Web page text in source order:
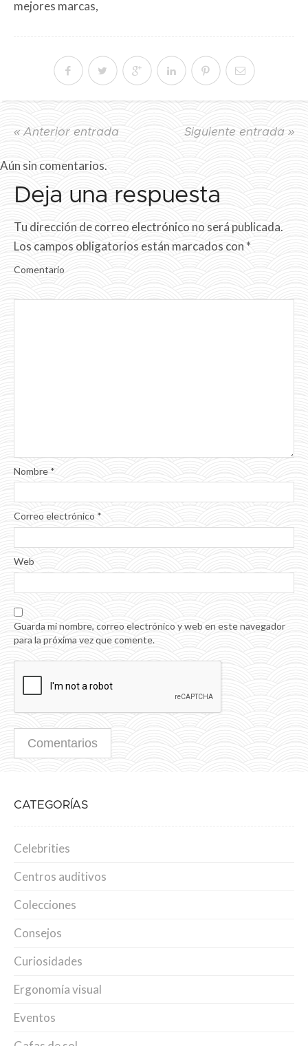
mejores marcas,
« Anterior entrada Siguiente entrada »
Aún sin comentarios.
Deja una respuesta
Tu dirección de correo electrónico no será publicada.
Los campos obligatorios están marcados con *
Comentario
Nombre *
Correo electrónico *
Web
Guarda mi nombre, correo electrónico y web en este navegador
para la próxima vez que comente.
CATEGORÍAS
Celebrities
Centros auditivos
Colecciones
Consejos
Curiosidades
Ergonomía visual
Eventos